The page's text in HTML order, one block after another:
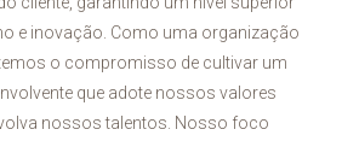
e inovação. Como uma organização
o compromisso de cultivar um
que adote nossos valores
nossos talentos. Nosso foco